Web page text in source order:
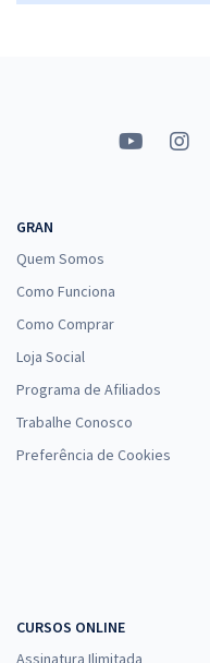
GRAN
Quem Somos
Como Funciona
Como Comprar
Loja Social
Programa de Afiliados
Trabalhe Conosco
Preferência de Cookies
CURSOS ONLINE
Assinatura Ilimitada